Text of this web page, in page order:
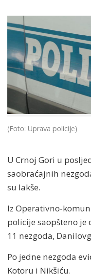
(Foto: Uprava policije)
U Crnoj Gori u
saobraćajnih
su lakše.
Iz Operativno-
policije saopšteno je
11 nezgoda,
Po jedne nezgoda
Kotoru i Nikšiću.